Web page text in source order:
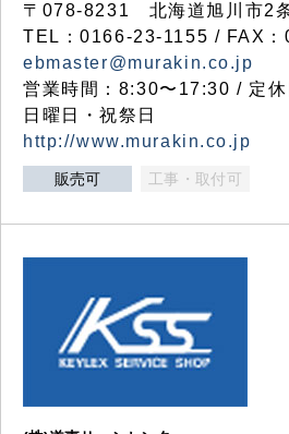
〒078-8231 北海道旭川市2
TEL：0166-23-1155 / FAX
ebmaster@murakin.co.jp
営業時間：8:30〜17:30 / 定休
日曜日・祝祭日
http://www.murakin.co.jp
販売可 工事・取付可